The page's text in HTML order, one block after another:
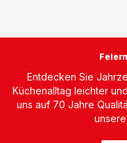
Entdecken Sie
Küchenalltag leichter
uns auf 70 Jahre